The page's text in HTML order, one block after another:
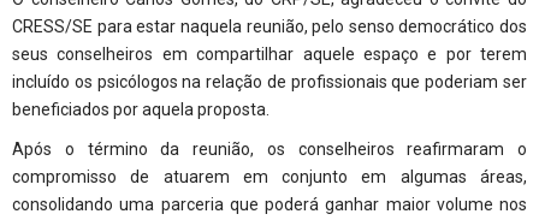
CRESS/SE para estar naquela reunião, pelo senso democrático dos
seus conselheiros em compartilhar aquele espaço e por terem
incluído os psicólogos na relação de profissionais que poderiam ser
beneficiados por aquela proposta.
Após o término da reunião, os conselheiros reafirmaram o
compromisso de atuarem em conjunto em algumas áreas,
consolidando uma parceria que poderá ganhar maior volume nos